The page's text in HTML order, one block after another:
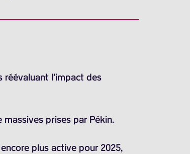
l’impact des
prises par Pékin.
plus active pour 2025,